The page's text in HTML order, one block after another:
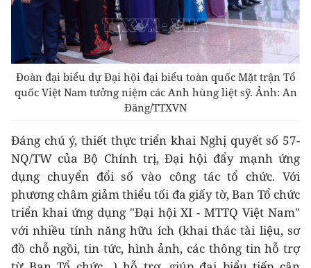
Đoàn đại biểu dự Đại hội đại biểu toàn quốc Mặt trận Tổ
quốc Việt Nam tưởng niệm các Anh hùng liệt sỹ. Ảnh: An
Đăng/TTXVN
Đáng chú ý, thiết thực triển khai Nghị quyết số 57-
NQ/TW của Bộ Chính trị, Đại hội đẩy mạnh ứng
dụng chuyển đổi số vào công tác tổ chức. Với
phương châm giảm thiểu tối đa giấy tờ, Ban Tổ chức
triển khai ứng dụng "Đại hội XI - MTTQ Việt Nam"
với nhiều tính năng hữu ích (khai thác tài liệu, sơ
đồ chỗ ngồi, tin tức, hình ảnh, các thông tin hỗ trợ